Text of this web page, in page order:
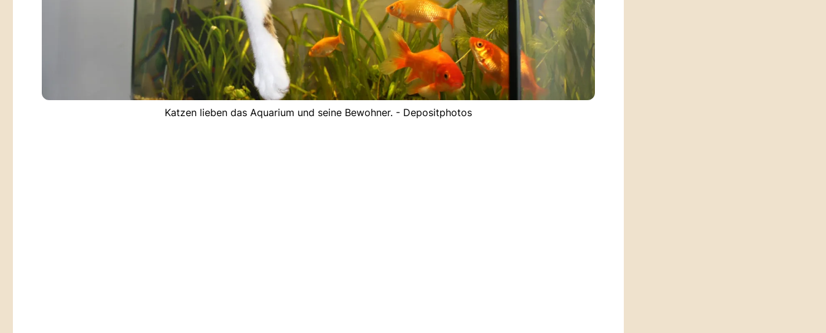
Katzen lieben das Aquarium und seine Bewohner. - Depositphotos